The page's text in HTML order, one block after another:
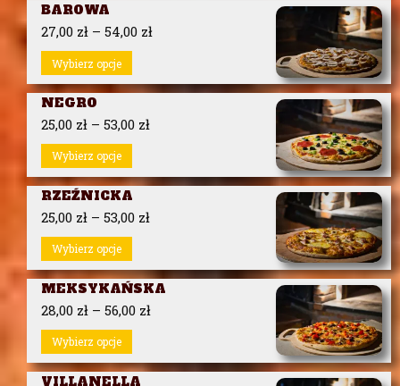
BAROWA
27,00 zł – 54,00 zł
Wybierz opcje
NEGRO
25,00 zł – 53,00 zł
Wybierz opcje
RZEŹNICKA
25,00 zł – 53,00 zł
Wybierz opcje
MEKSYKAŃSKA
28,00 zł – 56,00 zł
Wybierz opcje
VILLANELLA